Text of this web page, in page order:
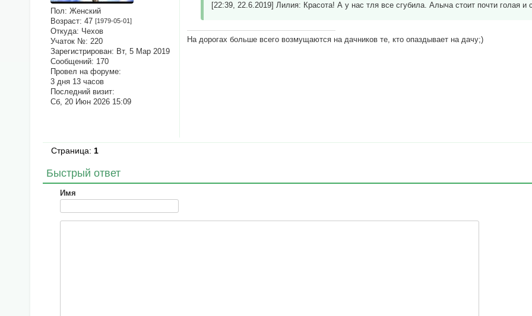
Пол: Женский
Возраст: 47 [1979-05-01]
Откуда: Чехов
Учаток №: 220
Зарегистрирован: Вт, 5 Мар 2019
Сообщений: 170
Провел на форуме:
3 дня 13 часов
Последний визит:
Сб, 20 Июн 2026 15:09
[22:39, 22.6.2019] Лилия: Красота! А у нас тля все сгубила. Алыча стоит почти голая
На дорогах больше всего возмущаются на дачников те, кто опаздывает на дачу;)
Страница:1
Быстрый ответ
Имя